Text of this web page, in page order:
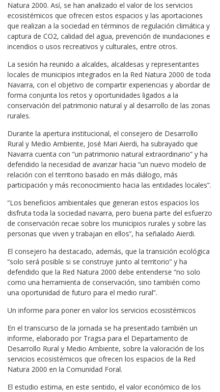
Natura 2000. Así, se han analizado el valor de los servicios
ecosistémicos que ofrecen estos espacios y las aportaciones
que realizan a la sociedad en términos de regulación climática y
captura de CO2, calidad del agua, prevención de inundaciones e
incendios o usos recreativos y culturales, entre otros.
La sesión ha reunido a alcaldes, alcaldesas y representantes
locales de municipios integrados en la Red Natura 2000 de toda
Navarra, con el objetivo de compartir experiencias y abordar de
forma conjunta los retos y oportunidades ligados a la
conservación del patrimonio natural y al desarrollo de las zonas
rurales.
Durante la apertura institucional, el consejero de Desarrollo
Rural y Medio Ambiente, José Mari Aierdi, ha subrayado que
Navarra cuenta con “un patrimonio natural extraordinario” y ha
defendido la necesidad de avanzar hacia “un nuevo modelo de
relación con el territorio basado en más diálogo, más
participación y más reconocimiento hacia las entidades locales”.
“Los beneficios ambientales que generan estos espacios los
disfruta toda la sociedad navarra, pero buena parte del esfuerzo
de conservación recae sobre los municipios rurales y sobre las
personas que viven y trabajan en ellos”, ha señalado Aierdi.
El consejero ha destacado, además, que la transición ecológica
“solo será posible si se construye junto al territorio” y ha
defendido que la Red Natura 2000 debe entenderse “no solo
como una herramienta de conservación, sino también como
una oportunidad de futuro para el medio rural”.
Un informe para poner en valor los servicios ecosistémicos
En el transcurso de la jornada se ha presentado también un
informe, elaborado por Tragsa para el Departamento de
Desarrollo Rural y Medio Ambiente, sobre la valoración de los
servicios ecosistémicos que ofrecen los espacios de la Red
Natura 2000 en la Comunidad Foral.
El estudio estima, en este sentido, el valor económico de los